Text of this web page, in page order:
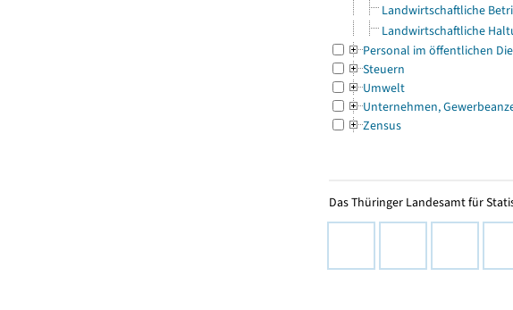
Landwirtschaftliche
Landwirtschaftliche
Personal im öffentlichen
Steuern
Umwelt
Unternehmen,
Zensus
Das Thüringer Landesamt für